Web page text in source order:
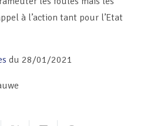
à l’action tant pour l’Etat
du 28/01/2021